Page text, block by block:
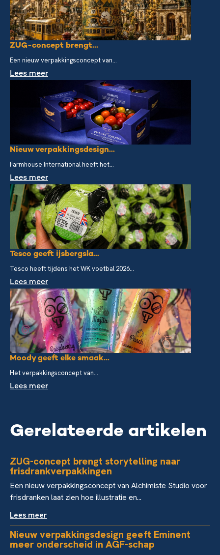
ZUG-concept brengt...
Een nieuw verpakkingsconcept van...
Lees meer
Nieuw verpakkingsdesign...
Farmhouse International heeft het...
Lees meer
Tesco geeft ijsbergsla...
Tesco heeft tijdens het WK voetbal 2026...
Lees meer
Moody geeft elke smaak...
Het verpakkingsconcept van...
Lees meer
Gerelateerde artikelen
ZUG-concept brengt storytelling naar
frisdrankverpakkingen
Een nieuw verpakkingsconcept van Alchimiste Studio voor
frisdranken laat zien hoe illustratie en...
Lees meer
Nieuw verpakkingsdesign geeft Eminent
meer onderscheid in AGF-schap